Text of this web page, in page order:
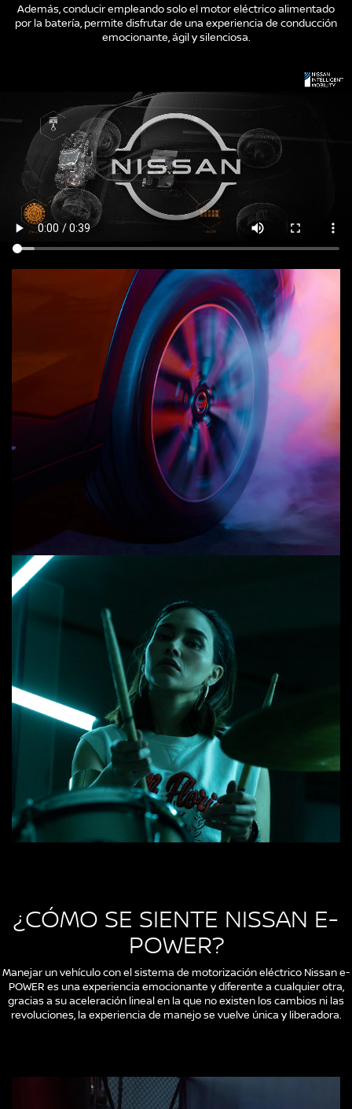
Además, conducir empleando solo el motor eléctrico alimentado
por la batería, permite disfrutar de una experiencia de conducción
emocionante, ágil y silenciosa.
¿CÓMO SE SIENTE NISSAN E-
POWER?
Manejar un vehículo con el sistema de motorización eléctrico Nissan e-
POWER es una experiencia emocionante y diferente a cualquier otra,
gracias a su aceleración lineal en la que no existen los cambios ni las
revoluciones, la experiencia de manejo se vuelve única y liberadora.